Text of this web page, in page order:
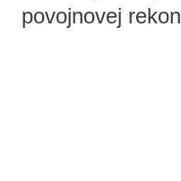
povojnovej